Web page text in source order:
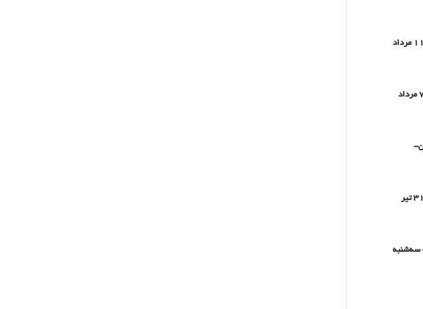
پیش بینی و توصیه های کشاورزی (11 مرداد
پیش بینی و توصیه های کشاورزی (7 مرداد
پیش بینی و توصیه های کشاورزی (31 تیر
جوی سطح نارنجی شماره 9 – سه‌شنبه